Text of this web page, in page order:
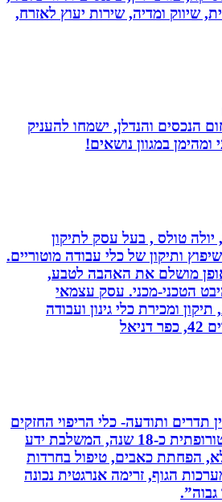
ומדיה, שירות יעוץ לאזרח,
והנדלן, ישמחו להעניק
במגוון נושאים!
יולה טולס , בעל עסק לתיקון
ותיקון של כלי עבודה מוטוריים.
מושלם את האהבה לטבע,
הטכני-מכני. עסק עצמאי
ומכירת כלי גינון ועבודה
ותודעה- כלי הריפוי החזקים
ביותר בעולם!!! נטורופתית כ-18 שנה, המשלבת ידע
הפחתת כאבים, טיפול בחרדות
הגוף, זרימה אנרגטית נכונה